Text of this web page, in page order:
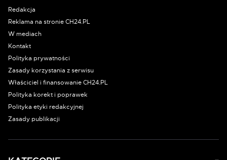
Redakcja
Reklama na stronie CH24.PL
W mediach
Kontakt
Polityka prywatności
Zasady korzystania z serwisu
Właściciel i finansowanie CH24.PL
Polityka korekt i poprawek
Polityka etyki redakcyjnej
Zasady publikacji